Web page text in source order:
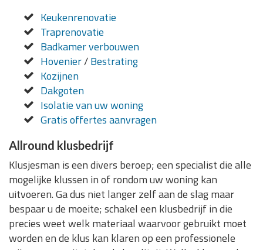
Keukenrenovatie
Traprenovatie
Badkamer verbouwen
Hovenier/Bestrating
Kozijnen
Dakgoten
Isolatie van uw woning
Gratis offertes aanvragen
Allround klusbedrijf
Klusjesman is een divers beroep; een specialist die alle
mogelijke klussen in of rondom uw woning kan
uitvoeren. Ga dus niet langer zelf aan de slag maar
bespaar u de moeite; schakel een klusbedrijf in die
precies weet welk materiaal waarvoor gebruikt moet
worden en de klus kan klaren op een professionele